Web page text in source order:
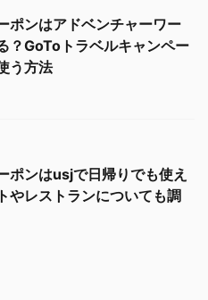
ポンはアドベンチャーワー
？GoToトラベルキャンペー
う方法
ポンはusjで日帰りでも使え
やレストランについても調